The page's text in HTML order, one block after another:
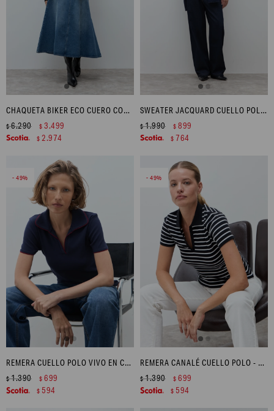
CHAQUETA BIKER ECO CUERO CON PIEL - NEGRO
$6.290 $ 3.499
$ 2.974
SWEATER JACQUARD CUELLO POLO - CRUDO
$1.990 $ 899
$ 764
49
REMERA CUELLO POLO VIVO EN CONTRASTE - AZUL MARINO
$1.390 $ 699
$ 594
49
REMERA CANALÉ CUELLO POLO - NEGRO
$1.390 $ 699
$ 594